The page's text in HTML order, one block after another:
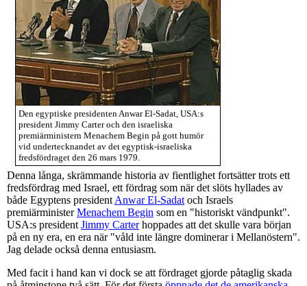
Den egyptiske presidenten Anwar El-Sadat, USA:s
president Jimmy Carter och den israeliska
premiärministern Menachem Begin på gott humör
vid undertecknandet av det egyptisk-israeliska
fredsfördraget den 26 mars 1979.
Denna långa, skrämmande historia av fientlighet fortsätter trots ett
fredsfördrag med Israel, ett fördrag som när det slöts hyllades av
både Egyptens president Anwar El-Sadat och Israels
premiärministerMenachem Begin som en "historiskt vändpunkt".
USA:s president Jimmy Carterhoppades att det skulle vara början
på en ny era, en era när "våld inte längre dominerar i Mellanöstern".
Jag delade också denna entusiasm.
Med facit i hand kan vi dock se att fördraget gjorde påtaglig skada